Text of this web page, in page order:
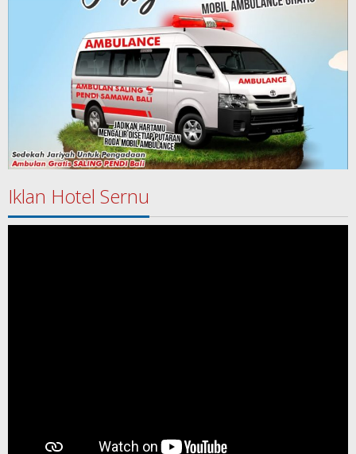
Iklan Hotel Sernu